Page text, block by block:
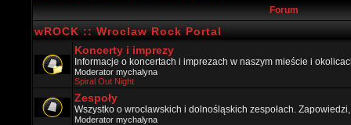
Forum
wROCK :: Wroclaw Rock Portal
Koncerty i imprezy
Informacje o koncertach i imprezach w naszym mieście i
Moderator mychalyna
Spiral Out Night
Zespoły
Wszystko o wrocławskich i dolnośląskich zespołach.
Moderator mychalyna